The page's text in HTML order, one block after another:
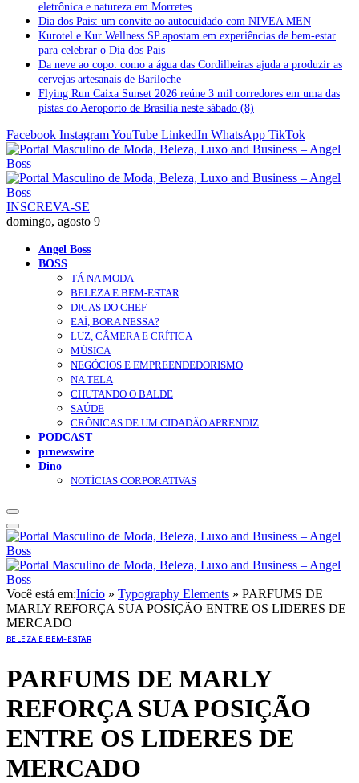
eletrônica e natureza em Morretes
Dia dos Pais: um convite ao autocuidado com NIVEA MEN
Kurotel e Kur Wellness SP apostam em experiências de bem-estar
para celebrar o Dia dos Pais
Da neve ao copo: como a água das Cordilheiras ajuda a produzir as
cervejas artesanais de Bariloche
Flying Run Caixa Sunset 2026 reúne 3 mil corredores em uma das
pistas do Aeroporto de Brasília neste sábado (8)
Facebook InstagramYouTube LinkedIn WhatsApp TikTok
INSCREVA-SE
domingo, agosto 9
Angel Boss
BOSS
TÁ NA MODA
BELEZA E BEM-ESTAR
DICAS DO CHEF
EAÍ, BORA NESSA?
LUZ, CÂMERA E CRÍTICA
MÚSICA
NEGÓCIOS E EMPREENDEDORISMO
NA TELA
CHUTANDO O BALDE
SAÚDE
CRÔNICAS DE UM CIDADÃO APRENDIZ
PODCAST
prnewswire
Dino
NOTÍCIAS CORPORATIVAS
Você está em:Início » Typography Elements » PARFUMS DE
MARLY REFORÇA SUA POSIÇÃO ENTRE OS LIDERES DE
MERCADO
BELEZA E BEM-ESTAR
PARFUMS DE MARLY
REFORÇA SUA POSIÇÃO
ENTRE OS LIDERES DE
MERCADO